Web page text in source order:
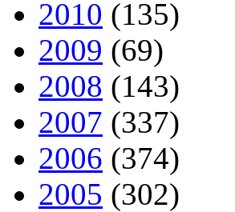
2010 (135)
2009 (69)
2008 (143)
2007 (337)
2006 (374)
2005 (302)